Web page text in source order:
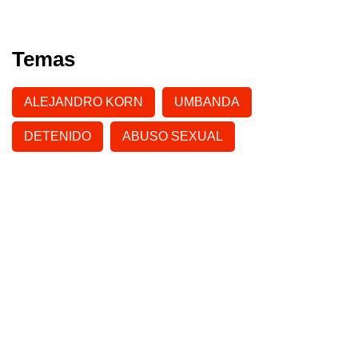
Temas
ALEJANDRO KORN UMBANDA
DETENIDO ABUSO SEXUAL